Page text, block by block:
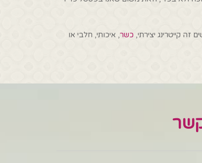
קייטרינג יצירתי, כשר, איכותי, חלבי או
קשר